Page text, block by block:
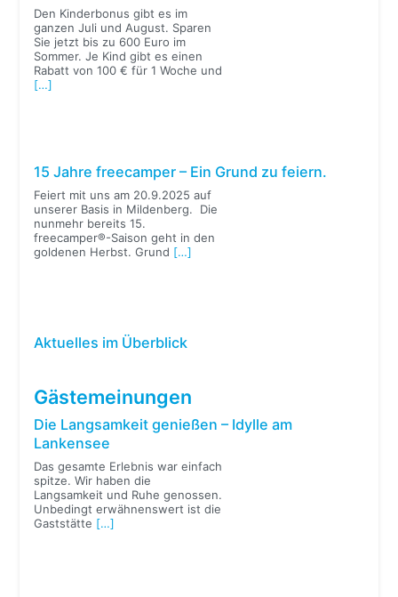
Den Kinderbonus gibt es im
ganzen Juli und August. Sparen
Sie jetzt bis zu 600 Euro im
Sommer. Je Kind gibt es einen
Rabatt von 100 € für 1 Woche und
[…]
15 Jahre freecamper – Ein Grund zu feiern.
Feiert mit uns am 20.9.2025 auf
unserer Basis in Mildenberg. Die
nunmehr bereits 15.
freecamper®-Saison geht in den
goldenen Herbst. Grund […]
Aktuelles im Überblick
Gästemeinungen
Die Langsamkeit genießen – Idylle am
Lankensee
Das gesamte Erlebnis war einfach
spitze. Wir haben die
Langsamkeit und Ruhe genossen.
Unbedingt erwähnenswert ist die
Gaststätte […]